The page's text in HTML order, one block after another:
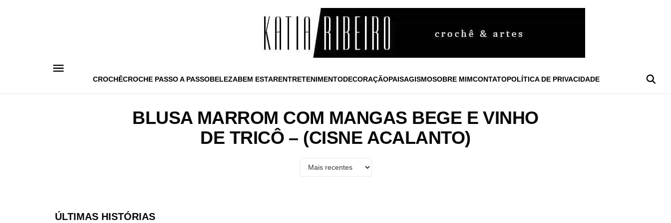
CROCHÊCROCHE PASSO A PASSOBELEZABEM ESTARENTRETENIMENTODECORAÇÃOPAISAGISMOSOBRE MIMCONTATOPOLÍTICA DE PRIVACIDADE
BLUSA MARROM COM MANGAS BEGE E VINHO
DE TRICÔ – (CISNE ACALANTO)
ÚLTIMAS HISTÓRIAS